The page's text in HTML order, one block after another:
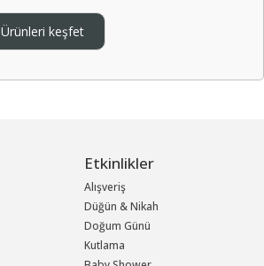
Ürünleri keşfet
Etkinlikler
Alışveriş
Düğün & Nikah
Doğum Günü
Kutlama